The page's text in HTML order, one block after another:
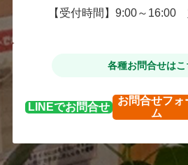
【受付時間】9:00～16:00
各種お問合せはこ
LINEでお問合せ
お問合せフォ
ム